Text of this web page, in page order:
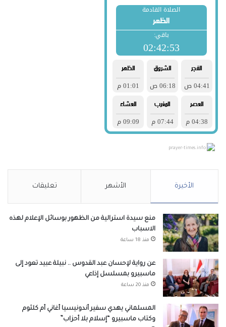
prayer-times.info
الأخيرة الأشهر تعليقات
منع سيدة استرالية من الظهور بوسائل الإعلام لهذه
الاسباب
منذ 18 ساعة
عن رواية لإحسان عبد القدوس .. نبيلة عبيد تعود إلى
ماسبيرو بمسلسل إذاعي
منذ 20 ساعة
المسلماني يهدي سفير أندونيسيا أغاني أم كلثوم
وكتاب ماسبيرو “إسلام بلا أحزاب”